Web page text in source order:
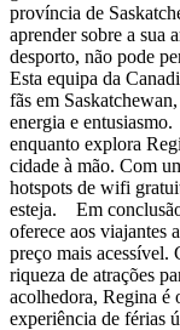
província de
aprender sobre a
desporto, não pode
Esta equipa da
fãs em
energia e
enquanto explora
cidade à mão. Com
hotspots de wifi
esteja. Em
oferece aos viajantes
preço mais acessível.
riqueza de atrações
acolhedora, Regina é
experiência de férias